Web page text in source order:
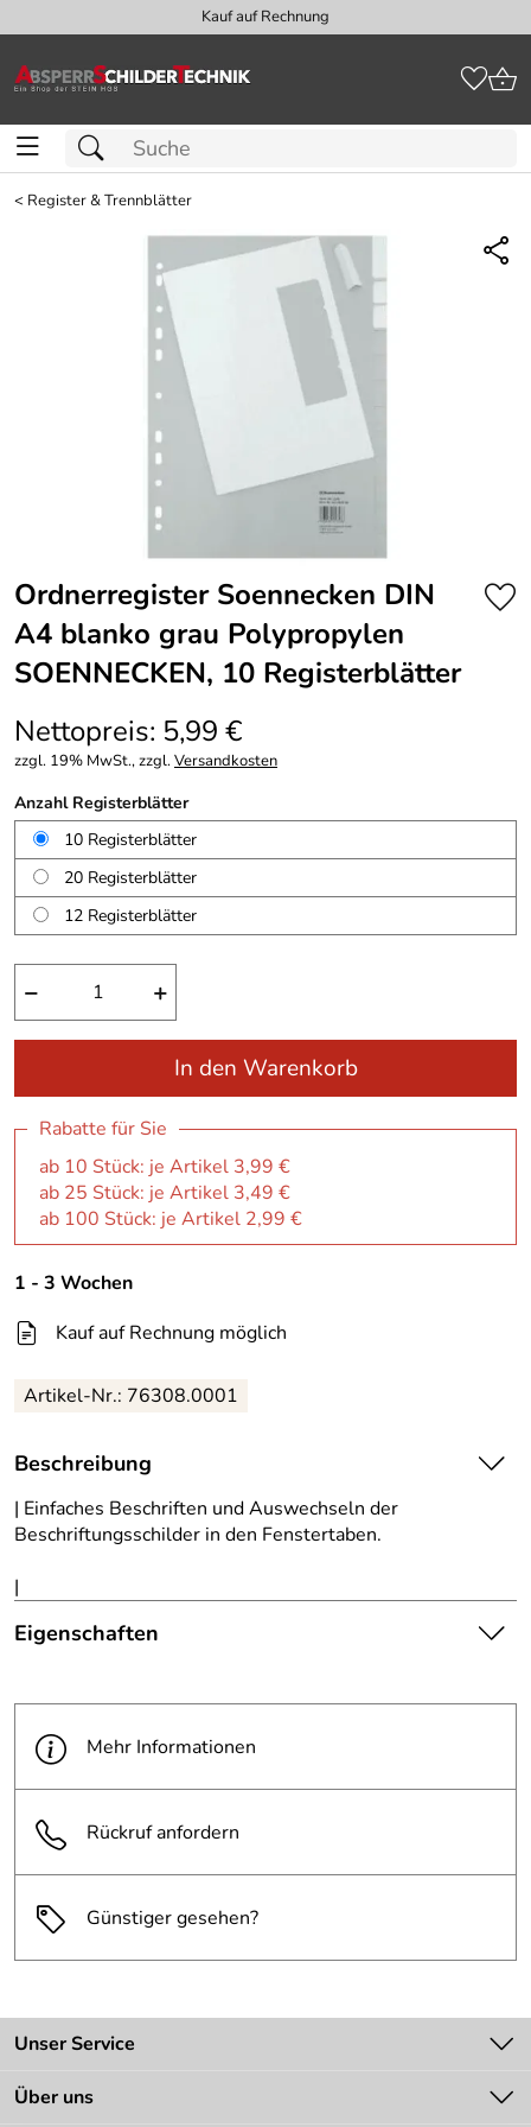
Kauf auf Rechnung
< Register & Trennblätter
Ordnerregister Soennecken DIN
A4 blanko grau Polypropylen
SOENNECKEN, 10 Registerblätter
Nettopreis: 5,99 €
zzgl. 19% MwSt., zzgl.Versandkosten
Anzahl Registerblätter
10 Registerblätter
20 Registerblätter
12 Registerblätter
− +
In den Warenkorb
Rabatte für Sie
ab 10 Stück: je Artikel 3,99 €
ab 25 Stück: je Artikel 3,49 €
ab 100 Stück: je Artikel 2,99 €
1 - 3 Wochen
Kauf auf Rechnung möglich
Artikel-Nr.: 76308.0001
Beschreibung
| Einfaches Beschriften und Auswechseln der
Beschriftungsschilder in den Fenstertaben.
|
Eigenschaften
Hinweis
Produktbilder:
stellt keine verbindliche
beachten Sie die
Textbeschreibung.
Anzahl
10 Registerblätter
Mehr Informationen
Rückruf anfordern
Günstiger gesehen?
Unser Service
Kontakt
Über uns